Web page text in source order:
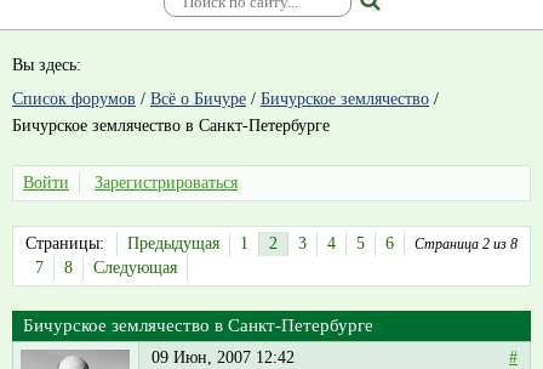
Вы здесь:
Список форумов / Всё о Бичуре / Бичурское землячество /
Бичурское землячество в Санкт-Петербурге
Войти Зарегистрироваться
Страница 2 из 8
Страницы: Предыдущая 1 2 3 4 5
6
7
8 Следующая
Бичурское землячество в Санкт-Петербурге
09 Июн, 2007 12:42 #